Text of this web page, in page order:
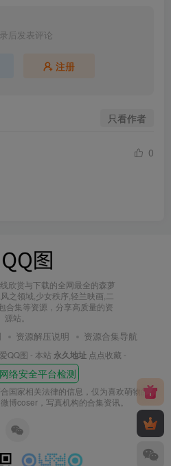
后发表评论
注册
只看作者
0
欣赏与下载的全网最全的森萝
之领域,少女秩序,轻兰映画,二
合集等资源，分享高质量的资
源站。
资源解压说明 资源合集导航
爱QQ图 - 本站 永久地址 点点收藏 -
国家相关法律的信息，仅为喜欢萌物的小
博coser，写真机构的合集资讯。